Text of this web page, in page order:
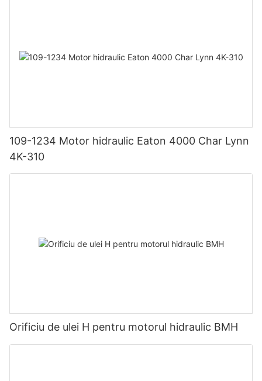
109-1234 Motor hidraulic Eaton 4000 Char Lynn
4K-310
Orificiu de ulei H pentru motorul hidraulic BMH